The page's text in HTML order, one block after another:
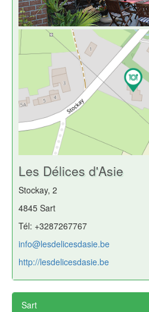
Les Délices d'Asie
Stockay, 2
4845 Sart
Tél: +3287267767
info@lesdelicesdasie.be
http://lesdelicesdasie.be
Sart